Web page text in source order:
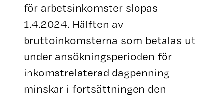
för arbetsinkomster slopas
1.4.2024. Hälften av
bruttoinkomsterna som betalas ut
under ansökningsperioden för
inkomstrelaterad dagpenning
minskar i fortsättningen den